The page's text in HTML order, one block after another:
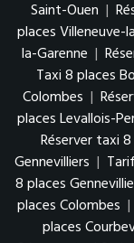
Saint-Ouen |
places Villeneuve-
la-Garenne |
Taxi 8 places
Colombes |
places Levallois-
Réserver taxi
Gennevilliers |
8 places
places Colombes |
places